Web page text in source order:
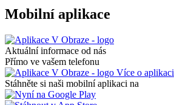
Mobilní aplikace
Aktuální informace od nás
Přímo ve vašem telefonu
Více o aplikaci
Stáhněte si naši mobilní aplikaci na